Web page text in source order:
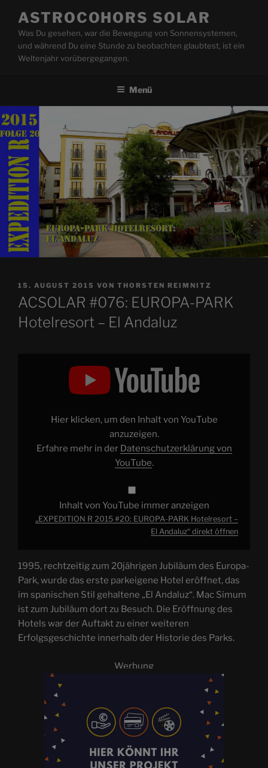
Inhalt
springen
ASTROCOHORS SOLAR
Was Du gesehen, war die Bewegung von Sonnensystemen,
und während Du eine Stunde zu beobachten glaubtest, ist ein
Weltenjahr vorübergegangen.
Menü
VERÖFFENTLICHT
AM
15. AUGUST 2015 VON THORSTEN REIMNITZ
ACSOLAR #076: EUROPA-PARK
Hotelresort – El Andaluz
YouTube
Hier klicken, um den Inhalt von YouTube
anzuzeigen.
Erfahre mehr in der Datenschutzerklärung von
YouTube.
Inhalt von YouTube immer anzeigen
„EXPEDITION R 2015 #20: EUROPA-PARK Hotelresort –
El Andaluz“ direkt öffnen
1995, rechtzeitig zum 20jährigen Jubiläum des Europa-
Park, wurde das erste parkeigene Hotel eröffnet, das
im spanischen Stil gehaltene „El Andaluz“. Mac Simum
ist zum Jubiläum dort zu Besuch. Die Eröffnung des
Hotels war der Auftakt zu einer weiteren
Erfolgsgeschichte innerhalb der Historie des Parks.
Werbung